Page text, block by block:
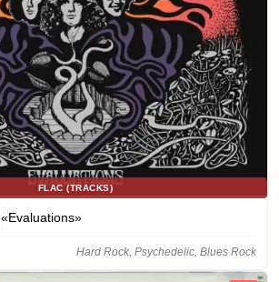
FLAC (TRACKS)
«Evaluations»
Hard Rock, Psychedelic, Blues Rock